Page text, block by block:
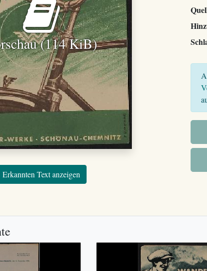
(114 KiB)
Erkannten Text anzeigen